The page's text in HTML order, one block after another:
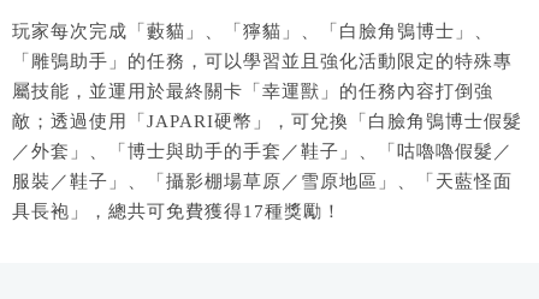
玩家每次完成「藪貓」、「獰貓」、「白臉角鴞博士」、
「雕鴞助手」的任務，可以學習並且強化活動限定的特殊專
屬技能，並運用於最終關卡「幸運獸」的任務內容打倒強
敵；透過使用「JAPARI硬幣」，可兌換「白臉角鴞博士假髮
／外套」、「博士與助手的手套／鞋子」、「咕嚕嚕假髮／
服裝／鞋子」、「攝影棚場草原／雪原地區」、「天藍怪面
具長袍」，總共可免費獲得17種獎勵！